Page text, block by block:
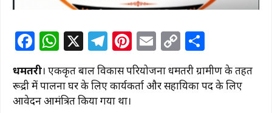
F
a
c
e
W
at
s
X T
e
g
Pi
n
te
E
ai
C
o
p
h
ar
e
धमतरी। एकीकृत बाल विकास परियोजना धमतरी ग्रामीण के तहत
रूद्री में पालना घर के लिए कार्यकर्ता और सहायिका पद के लिए
आवेदन आमंत्रित किया गया था।